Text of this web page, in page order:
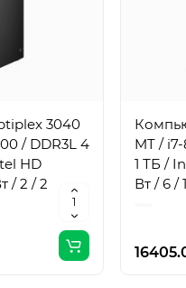
3040
/ DDR3L 4
HD
/ 2 / 2
MT /
1 ТБ /
Вт / 6 /